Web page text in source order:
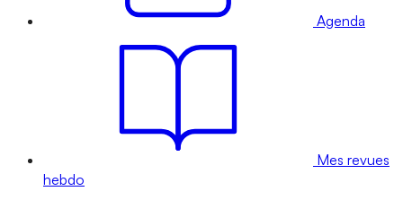
Agenda
Mes revues
hebdo